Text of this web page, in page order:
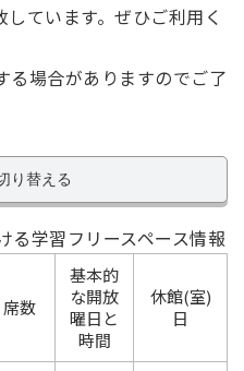
ています。ぜひご利用く
る場合がありますのでご了
り替える
る学習フリースペース情報
席数
基本的
な開放
曜日と
時間
休館(室)
日